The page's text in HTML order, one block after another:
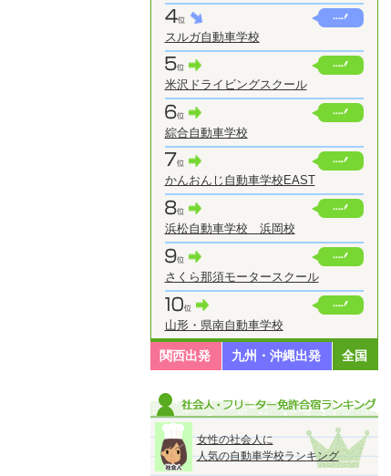
スルガ自動車学校
米沢ドライビングスクール
綜合自動車学校
かんおんじ自動車学校EAST
浜松自動車学校 浜岡校
さくら那須モータースクール
山形・県南自動車学校
関西出発 九州・沖縄出発 全国
女性の社会人に
人気の自動車学校ランキング